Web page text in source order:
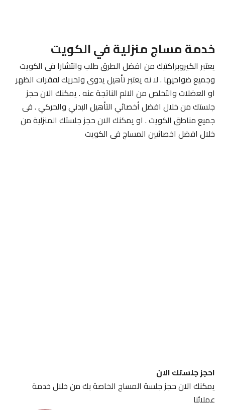
خدمة مساج منزلية في الكويت
يعتبر الكيروبراكتيك من افضل الطرق طلب وانتشارا فى الكويت
وجميع ضواحيها . لا نه يعتبر تأهيل يدوى وتحريك لفقرات الظهر
او العضلات والتخلص من الالم الناتجة عنه . يمكنك الان حجز
جلستك من خلال افضل أخصائي التأهيل البدني والحركي . فى
جميع مناطق الكويت . او يمكنك الان حجز جلستك المنزلية من
خلال افضل اخصائيين المساج فى الكويت
احجز جلستك الان
يمكنك الان حجز جلسة المساج الخاصة بك من خلال خدمة
عملائنا